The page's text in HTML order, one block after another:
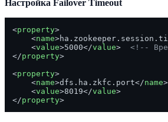
Настройка Failover Timeout
<property>
<name>
<value>5000</value>
<!--
</property>
<property>
<name>dfs.ha.zkfc.port</name>
<value>8019</value>
</property>